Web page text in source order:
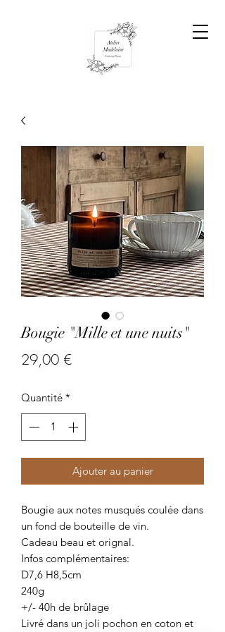
Bougie "Mille et une nuits"
29,00 €Prix
Quantité *
Ajouter au panier
Bougie aux notes musqués coulée dans
un fond de bouteille de vin.
Cadeau beau et orignal.
Infos complémentaires:
D7,6 H8,5cm
240g
+/- 40h de brûlage
Livré dans un joli pochon en coton et